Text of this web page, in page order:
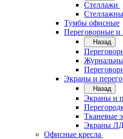
Стеллажи
Тумбы офисные
Переговорные
Назад
Экраны и
Назад
Экраны и
Тканевые
Экраны
Офисные кресла